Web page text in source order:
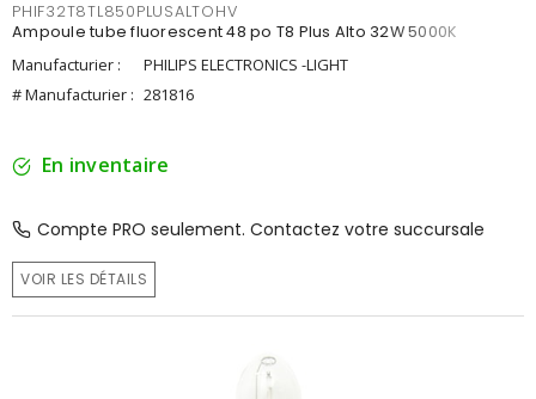
PHIF32T8TL850PLUSALTOHV
Ampoule tube fluorescent 48 po T8 Plus Alto 32W 5000K
Manufacturier :
PHILIPS ELECTRONICS -LIGHT
# Manufacturier : 281816
En inventaire
Compte PRO seulement. Contactez votre succursale
VOIR LES DÉTAILS